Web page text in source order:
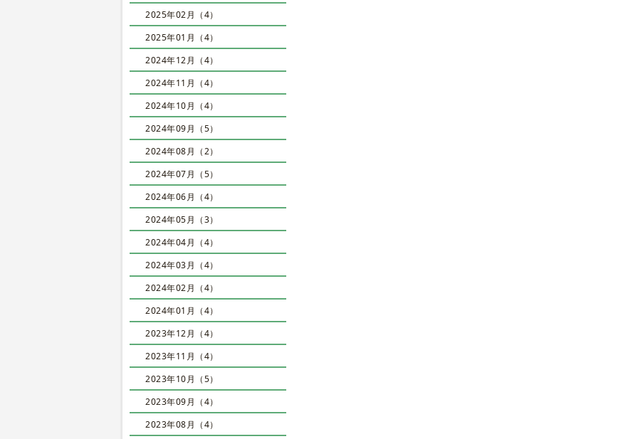
2025年02月（4）
2025年01月（4）
2024年12月（4）
2024年11月（4）
2024年10月（4）
2024年09月（5）
2024年08月（2）
2024年07月（5）
2024年06月（4）
2024年05月（3）
2024年04月（4）
2024年03月（4）
2024年02月（4）
2024年01月（4）
2023年12月（4）
2023年11月（4）
2023年10月（5）
2023年09月（4）
2023年08月（4）